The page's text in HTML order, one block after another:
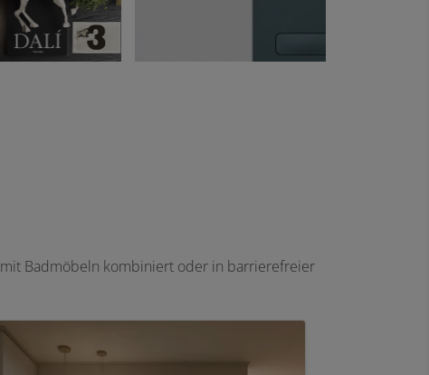
mit Badmöbeln kombiniert oder in barrierefreier